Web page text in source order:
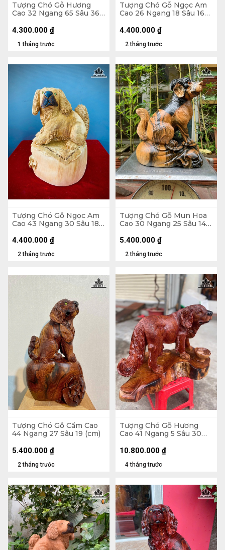
Tượng Chó Gỗ Hương
Cao 32 Ngang 65 Sâu 36
1 tháng trước
4.300.000 ₫
Tượng Chó Gỗ Ngọc Am
Cao 26 Ngang 18 Sâu 16
2 tháng trước
4.400.000 ₫
Tượng Chó Gỗ Ngọc Am
Cao 43 Ngang 30 Sâu 18
2 tháng trước
4.400.000 ₫
Tượng Chó Gỗ Mun Hoa
Cao 30 Ngang 25 Sâu 14
2 tháng trước
5.400.000 ₫
Tượng Chó Gỗ Cẩm Cao
44 Ngang 27 Sâu 19 (cm)
2 tháng trước
5.400.000 ₫
Tượng Chó Gỗ Hương
Cao 41 Ngang 5 Sâu 30
4 tháng trước
10.800.000 ₫